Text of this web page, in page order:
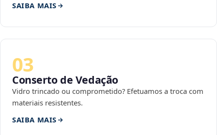
SAIBA MAIS
03
Conserto de Vedação
Vidro trincado ou comprometido? Efetuamos a troca com
materiais resistentes.
SAIBA MAIS